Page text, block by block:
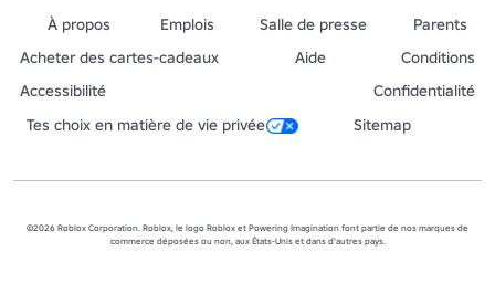
À propos Emplois Salle de presse
Parents
Acheter des cartes-cadeaux
Aide
Conditions
Accessibilité
Confidentialité
Tes choix en matière de vie privée
Sitemap
©2026 Roblox Corporation. Roblox, le logo Roblox et Powering Imagination font partie de nos marques de
commerce déposées ou non, aux États-Unis et dans d'autres pays.